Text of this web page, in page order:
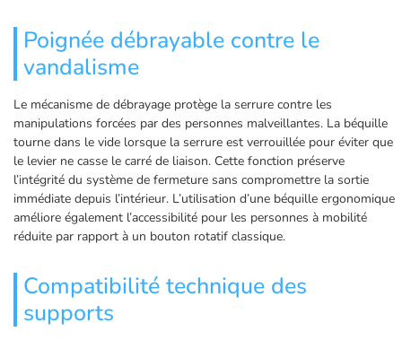
Poignée débrayable contre le
vandalisme
Le mécanisme de débrayage protège la serrure contre les
manipulations forcées par des personnes malveillantes. La béquille
tourne dans le vide lorsque la serrure est verrouillée pour éviter que
le levier ne casse le carré de liaison. Cette fonction préserve
l’intégrité du système de fermeture sans compromettre la sortie
immédiate depuis l’intérieur. L’utilisation d’une béquille ergonomique
améliore également l’accessibilité pour les personnes à mobilité
réduite par rapport à un bouton rotatif classique.
Compatibilité technique des
supports